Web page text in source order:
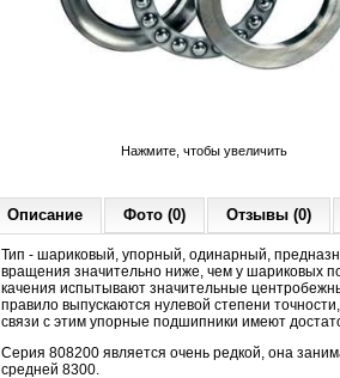
Нажмите, чтобы увеличить
Описание Фото (0) Отзывы (0)
Тип - шариковый, упорный, одинарный,
вращения значительно ниже, чем у шариковых
качения испытывают значительные
правило выпускаются нулевой степени
связи с этим упорные подшипники имеют
Серия 808200 является очень редкой, она
средней 8300.